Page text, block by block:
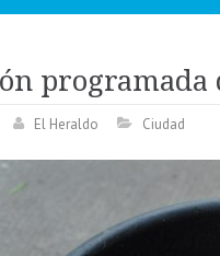
programada
El Heraldo Ciudad